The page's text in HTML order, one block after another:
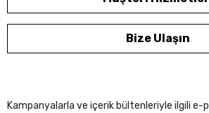
Bize Ulaşın
Kampanyalarla ve içerik bültenleriyle ilgili e-